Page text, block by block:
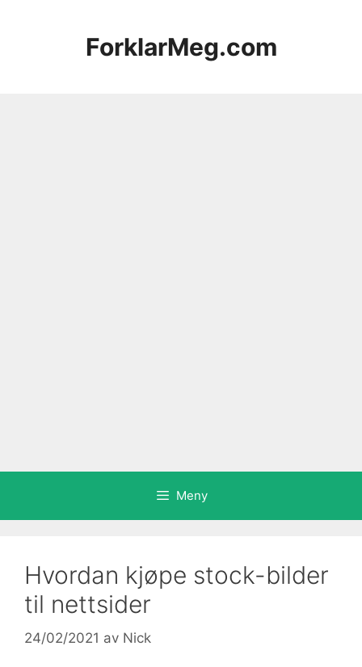
ForklarMeg.com
Meny
Hvordan kjøpe stock-bilder
til nettsider
24/02/2021 av Nick